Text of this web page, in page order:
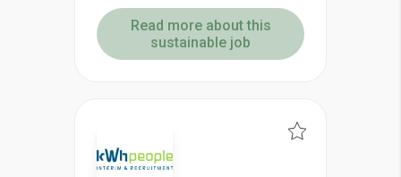
Read more about this
sustainable job